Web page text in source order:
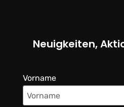
Neuigkeiten,
Vorname